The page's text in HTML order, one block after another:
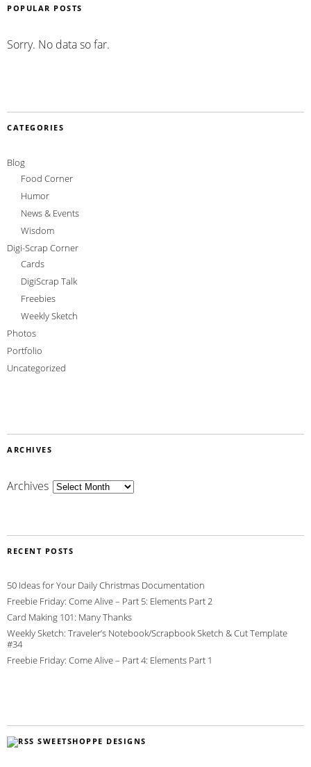
POPULAR POSTS
Sorry. No data so far.
CATEGORIES
Blog
Food Corner
Humor
News & Events
Wisdom
Digi-Scrap Corner
Cards
DigiScrap Talk
Freebies
Weekly Sketch
Photos
Portfolio
Uncategorized
ARCHIVES
Archives
RECENT POSTS
50 Ideas for Your Daily Christmas Documentation
Freebie Friday: Come Alive – Part 5: Elements Part 2
Card Making 101: Many Thanks
Weekly Sketch: Traveler’s Notebook/Scrapbook Sketch & Cut Template
#34
Freebie Friday: Come Alive – Part 4: Elements Part 1
SWEETSHOPPE DESIGNS